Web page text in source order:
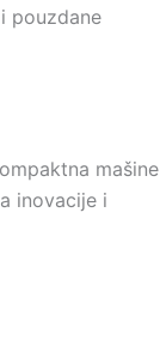
pouzdane
mašine
inovacije i